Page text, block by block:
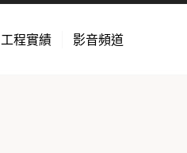
工程實績 影音頻道